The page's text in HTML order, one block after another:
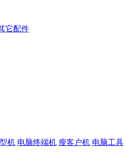
它配件
机 电脑终端机 瘦客户机 电脑工具